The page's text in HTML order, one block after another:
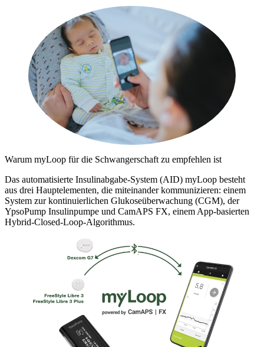
Warum myLoop für die Schwangerschaft zu empfehlen ist
Das automatisierte Insulinabgabe-System (AID) myLoop besteht
aus drei Hauptelementen, die miteinander kommunizieren: einem
System zur kontinuierlichen Glukoseüberwachung (CGM), der
YpsoPump Insulinpumpe und CamAPS FX, einem App-basierten
Hybrid-Closed-Loop-Algorithmus.